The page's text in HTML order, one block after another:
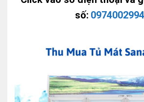
số: 0974002994